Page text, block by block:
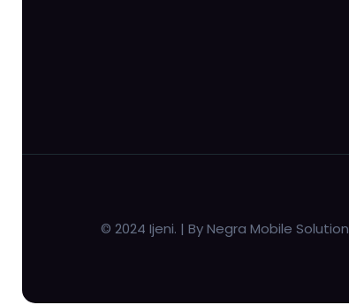
© 2024 Ijeni. | By Negra Mobile Solution